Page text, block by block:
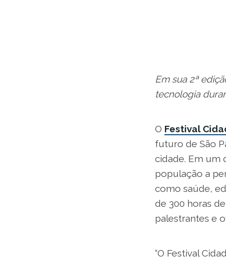
Em sua 2ª
tecnologia
O Festival
futuro de São
cidade. Em um
população a
como saúde,
de 300 horas
palestrantes e
“O Festival